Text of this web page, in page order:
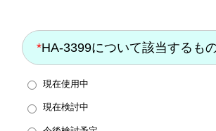
*HA-3399について該当するも
現在使用中
現在検討中